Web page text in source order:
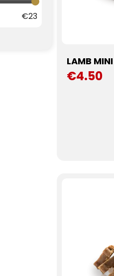
€23
LAMB
€4.50